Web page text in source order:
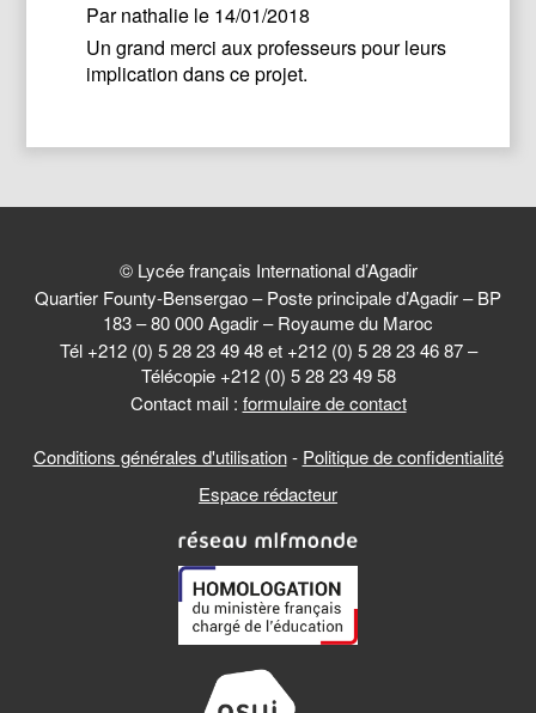
Parnathalie le 14/01/2018
Un grand merci aux professeurs pour leurs
implication dans ce projet.
© Lycée français International d’Agadir
Quartier Founty-Bensergao – Poste principale d’Agadir – BP
183 – 80 000 Agadir – Royaume du Maroc
Tél +212 (0) 5 28 23 49 48 et +212 (0) 5 28 23 46 87 –
Télécopie +212 (0) 5 28 23 49 58
Contact mail : formulaire de contact
Conditions générales d'utilisation- Politique de confidentialité
Espace rédacteur